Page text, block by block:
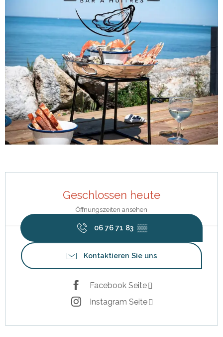
Geschlossen heute
Öffnungszeiten ansehen
06 76 71 83 ▒▒
Kontaktieren Sie uns
Facebook Seite
Instagram Seite